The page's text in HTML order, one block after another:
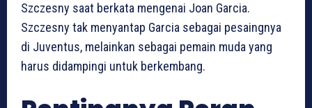
Szczesny saat berkata mengenai Joan Garcia.
Szczesny tak menyantap Garcia sebagai pesaingnya
di Juventus, melainkan sebagai pemain muda yang
harus didampingi untuk berkembang.